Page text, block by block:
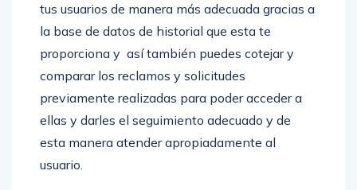
tus usuarios de manera más adecuada gracias a
la base de datos de historial que esta te
proporciona y así también puedes cotejar y
comparar los reclamos y solicitudes
previamente realizadas para poder acceder a
ellas y darles el seguimiento adecuado y de
esta manera atender apropiadamente al
usuario.